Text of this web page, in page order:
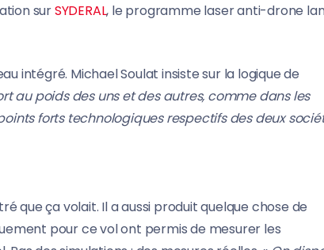
surSYDERAL, le programme laser anti-drone
intégré. Michael Soulat insiste sur la logique de
au poids des uns et des autres, comme dans les
forts technologiques respectifs des deux
que ça volait. Il a aussi produit quelque chose de
pour ce vol ont permis de mesurer les